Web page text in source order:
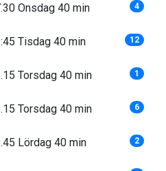
Onsdag 40 min 4
Tisdag 40 min 12
Torsdag 40 min 1
Torsdag 40 min 6
Lördag 40 min 2